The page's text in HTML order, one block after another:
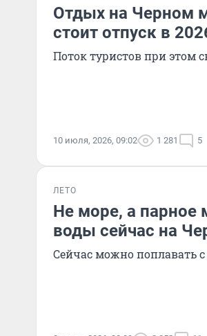
Отдых на Черном
стоит отпуск в
Поток туристов при этом
10 июля, 2026, 09:02 1 281 5
ЛЕТО
Не море, а парное
воды сейчас на
Сейчас можно поплавать